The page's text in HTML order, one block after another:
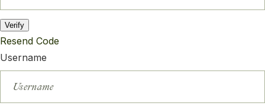
Verify
Resend Code
Username